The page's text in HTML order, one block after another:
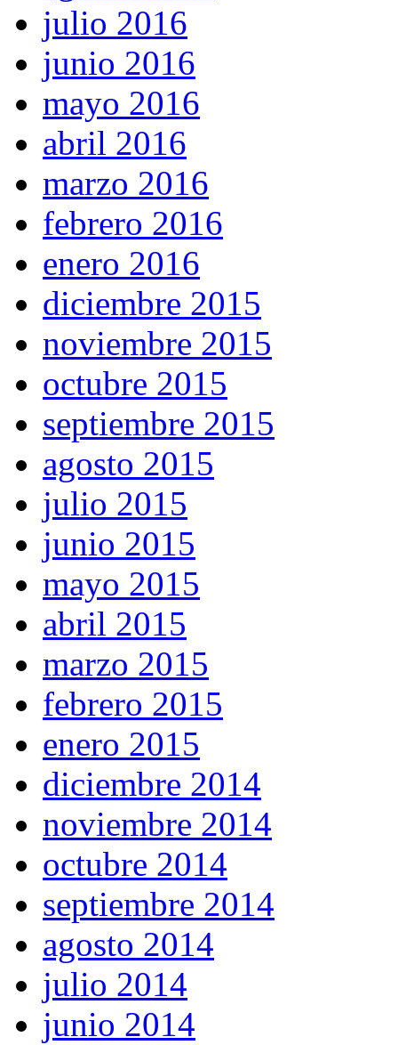
julio 2016
junio 2016
mayo 2016
abril 2016
marzo 2016
febrero 2016
enero 2016
diciembre 2015
noviembre 2015
octubre 2015
septiembre 2015
agosto 2015
julio 2015
junio 2015
mayo 2015
abril 2015
marzo 2015
febrero 2015
enero 2015
diciembre 2014
noviembre 2014
octubre 2014
septiembre 2014
agosto 2014
julio 2014
junio 2014